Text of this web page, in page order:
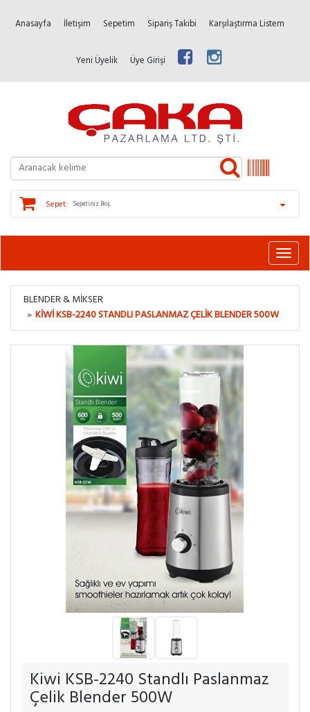
Anasayfa İletişim Sepetim Sipariş Takibi Karşılaştırma Listem
Yeni Üyelik Üye Girişi
Sepet: Sepetiniz Boş.
BLENDER & MIKSER
KIWI KSB-2240 STANDLI PASLANMAZ ÇELIK BLENDER 500W
Kiwi KSB-2240 Standlı Paslanmaz
Çelik Blender 500W